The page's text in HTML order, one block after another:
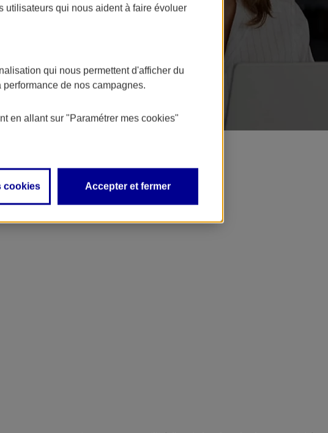
utilisateurs qui nous aident à faire évoluer
qui nous permettent d'afficher du
de nos campagnes.
en allant sur "Paramétrer mes cookies"
cookies Accepter et fermer